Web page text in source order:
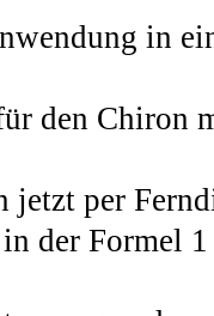
in
den Chiron
jetzt per
der Formel